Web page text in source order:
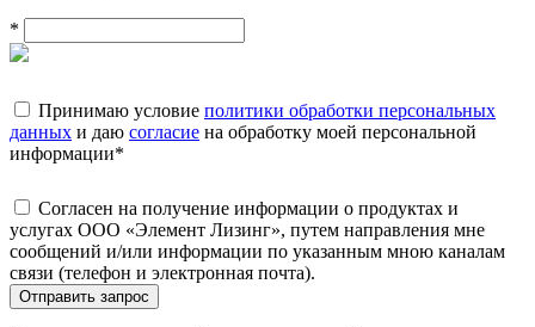
*
Принимаю условие политики обработки персональных
данных и даю согласие на обработку моей персональной
информации*
Согласен на получение информации о продуктах и
услугах ООО «Элемент Лизинг», путем направления мне
сообщений и/или информации по указанным мною каналам
связи (телефон и электронная почта).
Отправить запрос